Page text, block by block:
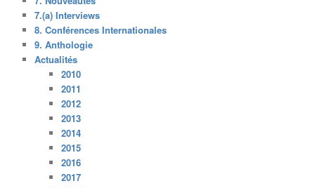
7.(a) Interviews
8. Conférences Internationales
9. Anthologie
Actualités
2010
2011
2012
2013
2014
2015
2016
2017